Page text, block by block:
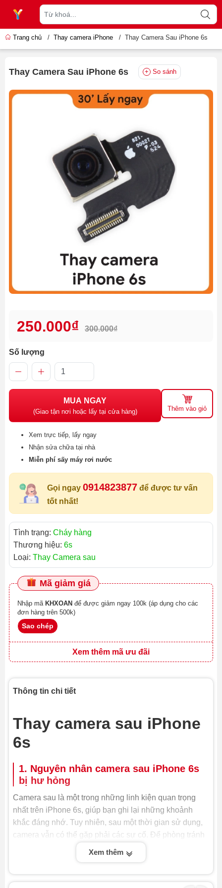
Trang chủ / Thay camera iPhone / Thay Camera Sau iPhone 6s
Thay Camera Sau iPhone 6s So sánh
250.000₫ 300.000₫
Số lượng
MUA NGAY
(Giao tận nơi hoặc lấy tại cửa hàng) Thêm vào giỏ
Xem trực tiếp, lấy ngay
Nhận sửa chữa tại nhà
Miễn phí sấy máy rơi nước
Gọi ngay 0914823877 để được tư vấn
tốt nhất!
Tình trạng: Cháy hàng
Thương hiệu: 6s
Loại: Thay Camera sau
Mã giảm giá
Nhập mã KHXOAN
đơn hàng trên 500k)
Sao chép
Xem thêm mã ưu đãi
Thông tin chi tiết
Thay camera sau iPhone
6s
1. Nguyên nhân camera sau iPhone 6s
bị hư hỏng
Camera sau là một trong những linh kiện quan trọng
nhất trên iPhone 6s, giúp bạn ghi lại những khoảnh
khắc đáng nhớ. Tuy nhiên, sau một thời gian sử dụng,
camera vẫn có thể gặp phải các sự cố. Để phòng tránh
và xử lý kịp thời, hãy cùng tìm hiểu các nguyên nhân
phổ biến dẫn đến việc phải thay camera sau iPhone 6s:
Xem thêm